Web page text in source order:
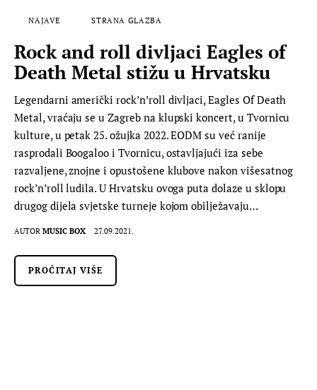
NAJAVE STRANA GLAZBA
Rock and roll divljaci Eagles of
Death Metal stižu u Hrvatsku
Legendarni američki rock’n’roll divljaci, Eagles Of Death
Metal, vraćaju se u Zagreb na klupski koncert, u Tvornicu
kulture, u petak 25. ožujka 2022. EODM su već ranije
rasprodali Boogaloo i Tvornicu, ostavljajući iza sebe
razvaljene, znojne i opustošene klubove nakon višesatnog
rock’n’roll ludila. U Hrvatsku ovoga puta dolaze u sklopu
drugog dijela svjetske turneje kojom obilježavaju…
AUTOR MUSIC BOX 27.09.2021.
PROČITAJ VIŠE